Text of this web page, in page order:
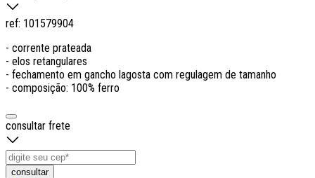
ref: 101579904
- corrente prateada
- elos retangulares
- fechamento em gancho lagosta com regulagem de tamanho
- composição: 100% ferro
consultar frete
consultar